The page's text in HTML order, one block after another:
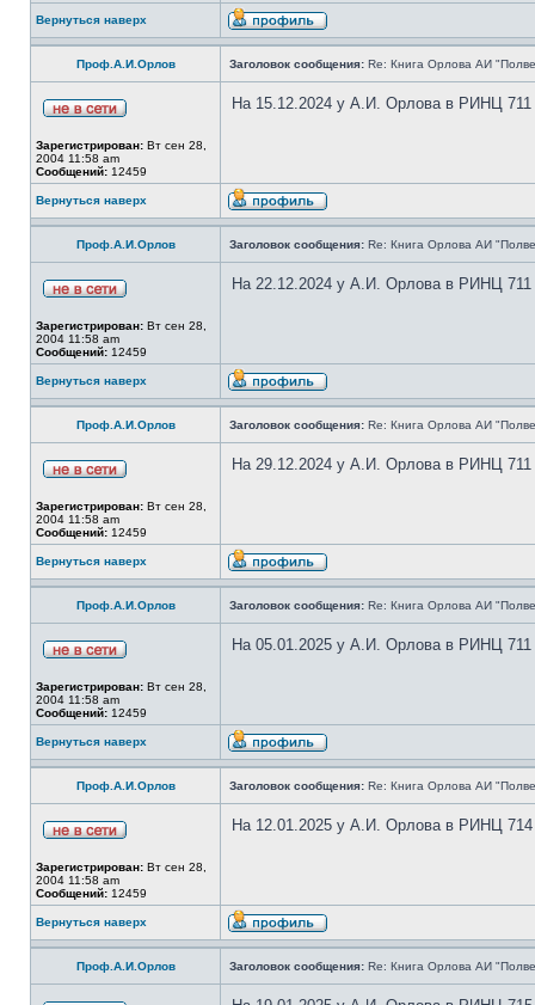
Вернуться наверх
Проф.А.И.Орлов Заголовок сообщения: Re: Книга Орлова АИ
Зарегистрирован: Вт сен 28,
2004 11:58 am
Сообщений: 12459
На 15.12.2024 у А.И. Орлова в РИНЦ 711
Вернуться наверх
Проф.А.И.Орлов Заголовок сообщения: Re: Книга Орлова АИ
Зарегистрирован: Вт сен 28,
2004 11:58 am
Сообщений: 12459
На 22.12.2024 у А.И. Орлова в РИНЦ 711
Вернуться наверх
Проф.А.И.Орлов Заголовок сообщения: Re: Книга Орлова АИ
Зарегистрирован: Вт сен 28,
2004 11:58 am
Сообщений: 12459
На 29.12.2024 у А.И. Орлова в РИНЦ 711
Вернуться наверх
Проф.А.И.Орлов Заголовок сообщения: Re: Книга Орлова АИ
Зарегистрирован: Вт сен 28,
2004 11:58 am
Сообщений: 12459
На 05.01.2025 у А.И. Орлова в РИНЦ 711
Вернуться наверх
Проф.А.И.Орлов Заголовок сообщения: Re: Книга Орлова АИ
Зарегистрирован: Вт сен 28,
2004 11:58 am
Сообщений: 12459
На 12.01.2025 у А.И. Орлова в РИНЦ 714
Вернуться наверх
Проф.А.И.Орлов Заголовок сообщения: Re: Книга Орлова АИ